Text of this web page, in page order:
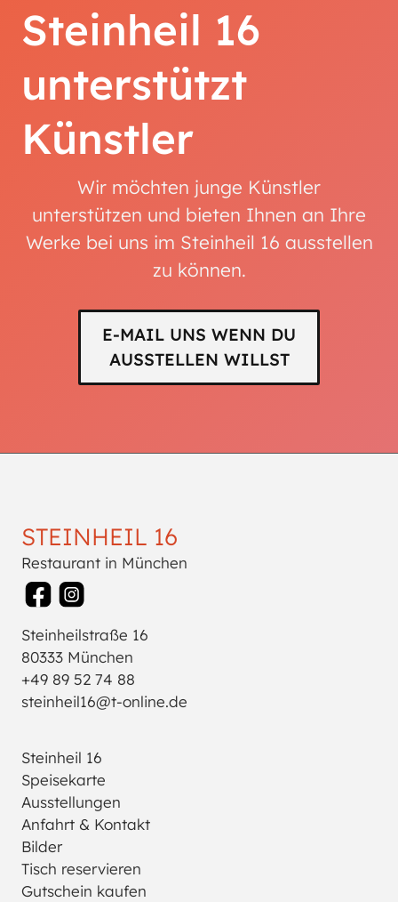
Steinheil 16
unterstützt
Künstler
Wir möchten junge Künstler
unterstützen und bieten Ihnen an Ihre
Werke bei uns im Steinheil 16 ausstellen
zu können.
E-MAIL UNS WENN DU
AUSSTELLEN WILLST
STEINHEIL 16
Restaurant in München
Steinheilstraße 16
80333 München
+49 89 52 74 88
steinheil16@t-online.de
Steinheil 16
Speisekarte
Ausstellungen
Anfahrt & Kontakt
Bilder
Tisch reservieren
Gutschein kaufen